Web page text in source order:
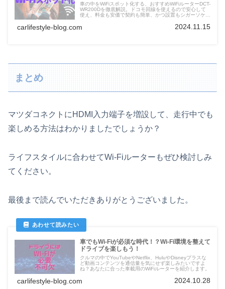
車の中をWiFiスポット化する、おすすめWiFiルーターDCT-
WR200Dを徹底解説。ドコモ回線を使えるので安心して
使え、料金も安価で契約も簡単、かつ設置もシガーソケッ
プを細かく紹介。
carlifestyle-blog.com 2024.11.15
まとめ
マツダコネクトにHDMI入力端子を増設して、走行中でも
楽しめる方法はわかりましたでしょうか？
ライフスタイルに合わせてWi-Fiルーターもぜひ検討しみ
てください。
最後まで読んでいただきありがとうございました。
車でもWi-Fiが必須な時代！？Wi-Fi環境を整えて
ドライブを楽しもう！
クルマの中でYouTubeやNetflix、HuluやDisneyプラスな
ど動画コンテンツを通信量を気にせず楽しみたいですよ
ね？あなたに合った車載用のWiFiルーターを紹介します。
carlifestyle-blog.com 2024.10.28